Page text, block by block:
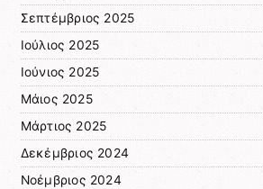
Σεπτέμβριος 2025
Ιούλιος 2025
Ιούνιος 2025
Μάιος 2025
Μάρτιος 2025
Δεκέμβριος 2024
Νοέμβριος 2024